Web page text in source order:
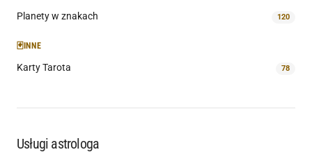
Planety w znakach 120
🃏INNE
Karty Tarota 78
Usługi astrologa